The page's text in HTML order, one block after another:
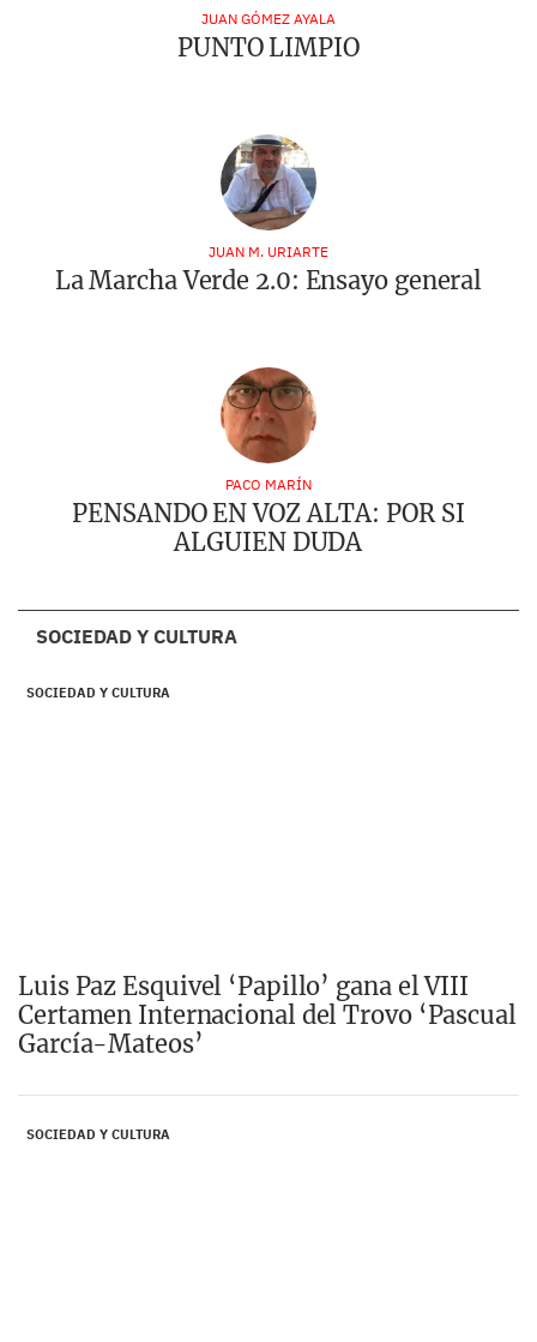
JUAN GÓMEZ AYALA
PUNTO LIMPIO
JUAN M. URIARTE
La Marcha Verde 2.0: Ensayo general
PACO MARÍN
PENSANDO EN VOZ ALTA: POR SI
ALGUIEN DUDA
SOCIEDAD Y CULTURA
SOCIEDAD Y CULTURA
Luis Paz Esquivel ‘Papillo’ gana el VIII
Certamen Internacional del Trovo ‘Pascual
García-Mateos’
SOCIEDAD Y CULTURA